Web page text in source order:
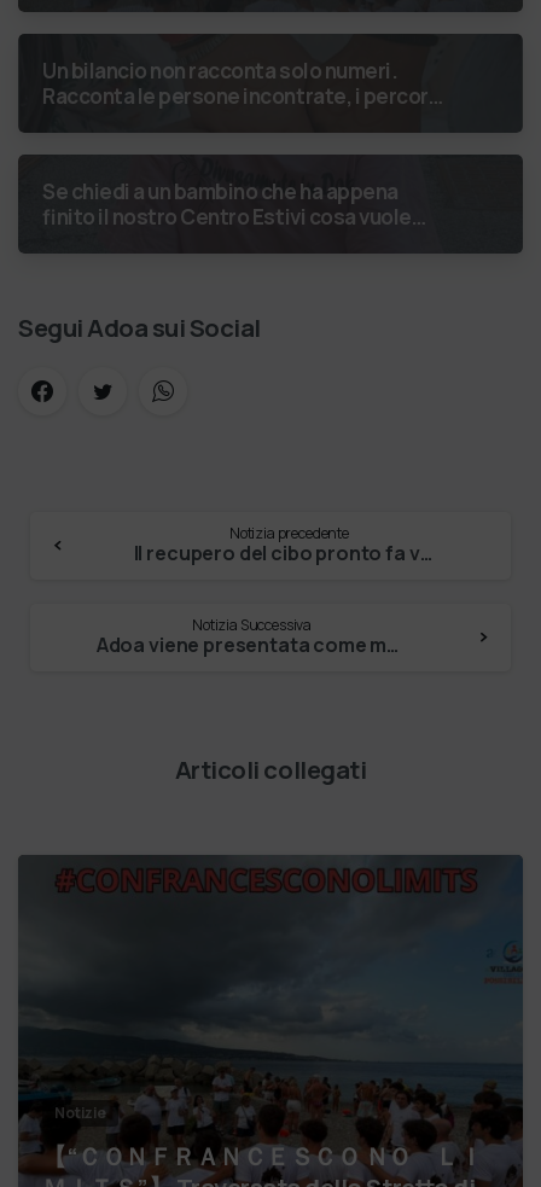
Un bilancio non racconta solo numeri.
Racconta le persone incontrate, i percorsi
Se chiedi a un bambino che ha appena
finito il nostro Centro Estivi cosa vuole
Segui Adoa sui Social
Notizia precedente
Il recupero del cibo pronto fa volare il Banco Alimentare
Notizia Successiva
Adoa viene presentata come modello di network etico di impresa
Articoli collegati
Notizie
【 “ＣＯＮＦＲＡＮＣＥＳＣＯ ＮＯ ＬＩ